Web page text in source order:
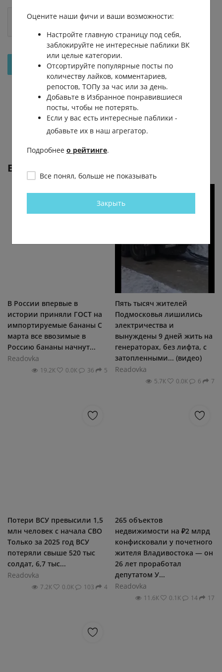
Отправить на рассмотрение
Еще от
В России впервые в
истории приняли ГОСТ на
импортируемые бананы С
марта все ввозимые в
Россию бананы начнут...
Readovka
19.2К 0.0К 36 5
Пять тысяч жителей
Подмосковья лишились
электричества и
вынуждены 9 дней жить на
генераторах, без лифта, с
затопленными... (видео)
Readovka
5.7К 0.0К 6 7
Потери ВСУ превысили 1,5
млн человек с начала СВО
Только за 2025 год ВСУ
потеряли свыше 520 тыс
солдат, 6,7 тыс...
Readovka
7.2К 0.0К 103 4
265 объектов
недвижимости на ₽2 млрд
конфисковали у почетного
жителя Владивостока — он
26 лет проработал
депутатом У...
Readovka
11.6К 0.1К 14 17
Оцените наши фичи и ваши возможности:
Настройте главную страницу под себя,
заблокируйте не интересные паблики ВК
или целые категории.
Отсортируйте популярные посты по
количеству лайков, комментариев,
репостов, ТОПу за час или за день.
Добавьте в Избранное понравившиеся
посты, чтобы не потерять.
Если у вас есть интересные паблики -
добавьте их в наш агрегатор.
Подробнее о рейтинге.
Все понял, больше не показывать
Закрыть